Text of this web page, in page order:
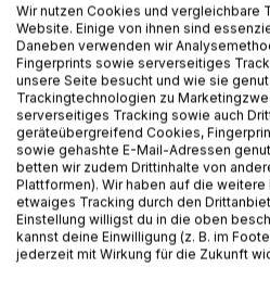
BESCHREIBUNG
Emil, die Eule, und seine
ersten Schultag in der
muss sie enttäuschen, denn
Schulwandtafel gestohlen. Die
nicht auf den ersten Schultag
auf die Suche. Eine
Wir nutzen Cookies und vergleichbare
Website. Einige von ihnen sind
Daneben verwenden wir
Fingerprints sowie serverseitiges
unsere Seite besucht und wie sie
Trackingtechnologien zu
serverseitiges Tracking sowie auch
geräteübergreifend Cookies,
sowie gehashte E-Mail-Adressen
betten wir zudem Drittinhalte von
Plattformen). Wir haben auf die
etwaiges Tracking durch den
Einstellung willigst du in die oben
kannst deine Einwilligung (z. B. im
jederzeit mit Wirkung für die Zukunft